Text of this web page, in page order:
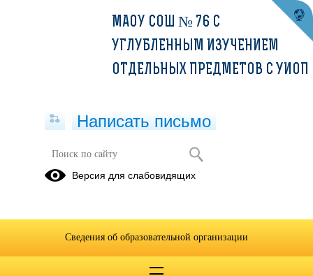
Профилактическая акция
С 25 мая по 30 сентября 2026 года в Октябрьском районе г.
Екатеринбурга проводится межведомственная профилактическая
МАОУ СОШ № 76 С
УГЛУБЛЕННЫМ ИЗУЧЕНИЕМ
ОТДЕЛЬНЫХ ПРЕДМЕТОВ С УИОП
Написать письмо
Версия для слабовидящих
Сведения об образовательной организации